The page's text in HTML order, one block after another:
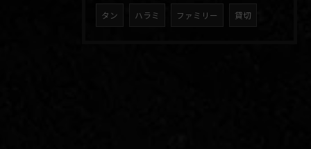
タン ハラミ ファミリー 貸切